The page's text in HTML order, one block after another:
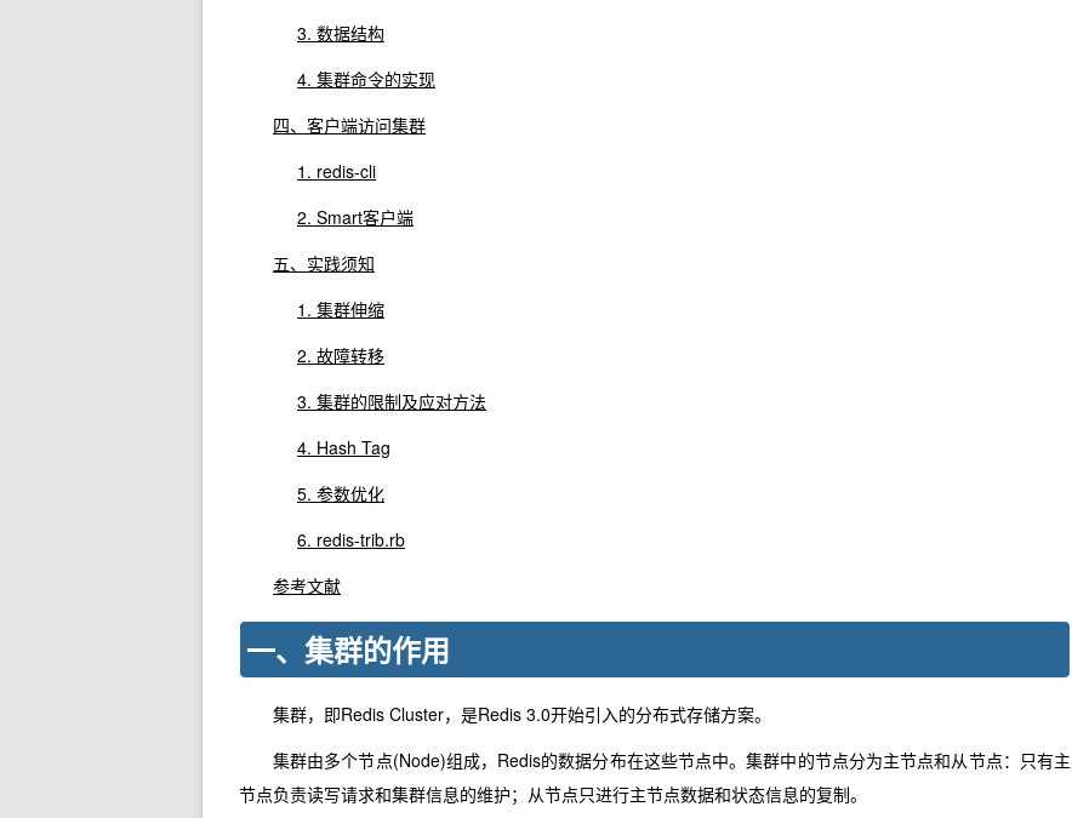
3. 数据结构
4. 集群命令的实现
四、客户端访问集群
1. redis-cli
2. Smart客户端
五、实践须知
1. 集群伸缩
2. 故障转移
3. 集群的限制及应对方法
4. Hash Tag
5. 参数优化
6. redis-trib.rb
参考文献
一、集群的作用
集群，即Redis Cluster，是Redis 3.0开始引入的分布式存储方案。
集群由多个节点(Node)组成，Redis的数据分布在这些节点中。集群中的节点分为主节点和从节点：只有主
节点负责读写请求和集群信息的维护；从节点只进行主节点数据和状态信息的复制。